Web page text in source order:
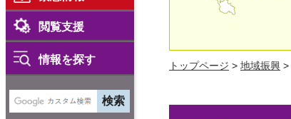
閲覧支援
情報を探す トップページ > 地域振興 >